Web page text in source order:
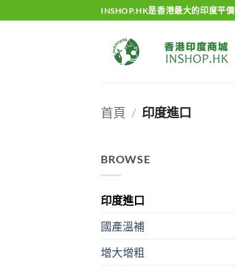
to
INSHOP.HK是香港最大的印度平
首頁 / 印度進口
BROWSE
印度進口
國產溫補
增大增粗